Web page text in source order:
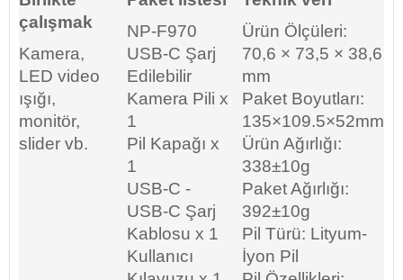
çalışmak
Kamera,
LED video
ışığı,
monitör,
slider vb.
NP-F970
USB-C Şarj
Edilebilir
Kamera Pili x
1
Pil Kapağı x
1
USB-C -
USB-C Şarj
Kablosu x 1
Kullanıcı
Ürün Ölçüleri:
70,6 × 73,5 × 38,6
mm
Paket Boyutları:
135×109.5×52mm
Ürün Ağırlığı:
338±10g
Paket Ağırlığı:
392±10g
Pil Türü: Lityum-
İyon Pil